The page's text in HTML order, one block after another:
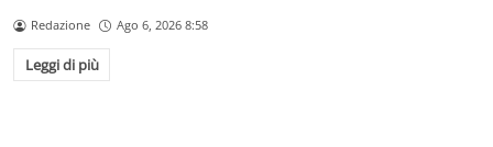
Redazione Ago 6, 2026 8:58
Leggi di più